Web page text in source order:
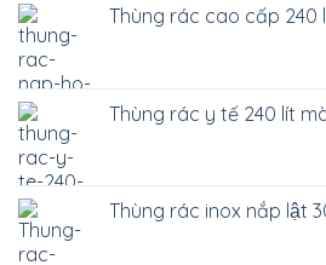
Thùng rác cao cấp
Thùng rác y tế 240 lít
Thùng rác inox nắp lật